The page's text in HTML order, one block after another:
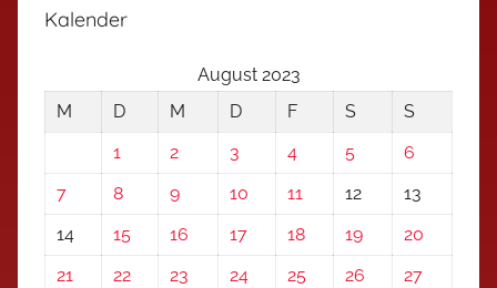
Kalender
August 2023
M
D M D F S
S
1
2 3 4 5
6
7
8 9 10 11 12
13
14
15 16 17 18 19
20
21
22 23 24 25 26
27